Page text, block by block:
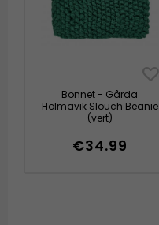
Bonnet - Gårda
Holmavik Slouch Beanie
(vert)
€34.99